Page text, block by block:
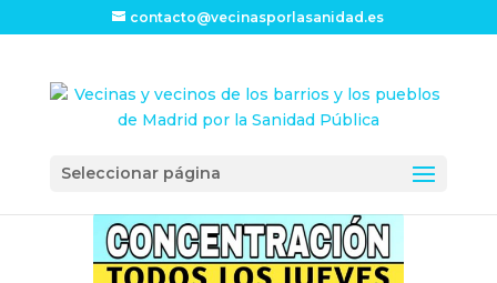
contacto@vecinasporlasanidad.es
Seleccionar página